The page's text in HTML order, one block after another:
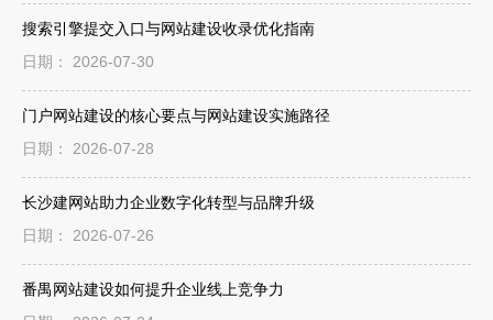
搜索引擎提交入口与网站建设收录优化指南
日期： 2026-07-30
门户网站建设的核心要点与网站建设实施路径
日期： 2026-07-28
长沙建网站助力企业数字化转型与品牌升级
日期： 2026-07-26
番禺网站建设如何提升企业线上竞争力